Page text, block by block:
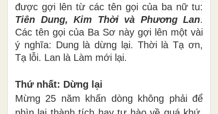
được gợi lên từ các tên gọi của ba nữ tu:
Tiên Dung, Kim Thời và Phương Lan.
Các tên gọi của Ba Sơ này gợi lên một vài
ý nghĩa: Dung là dừng lại. Thời là Tạ ơn,
Tạ lỗi. Lan là Làm mới lại.
Thứ nhất: Dừng lại
Mừng 25 năm khấn dòng không phải để